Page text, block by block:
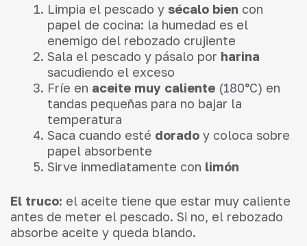
Limpia el pescado y sécalo bien con
papel de cocina: la humedad es el
enemigo del rebozado crujiente
Sala el pescado y pásalo por harina
sacudiendo el exceso
Fríe en aceite muy caliente (180°C) en
tandas pequeñas para no bajar la
temperatura
Saca cuando esté dorado y coloca sobre
papel absorbente
Sirve inmediatamente con limón
El truco: el aceite tiene que estar muy caliente
antes de meter el pescado. Si no, el rebozado
absorbe aceite y queda blando.